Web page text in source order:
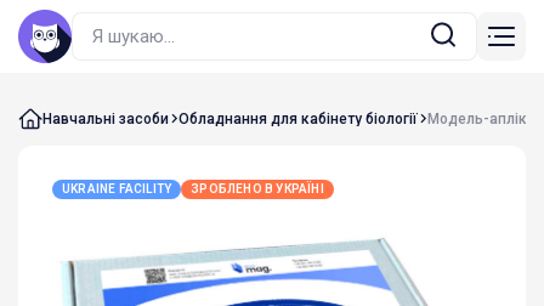
Навчальні засоби Обладнання для кабінету біології Модель-
UKRAINE FACILITY ЗРОБЛЕНО В УКРАЇНІ